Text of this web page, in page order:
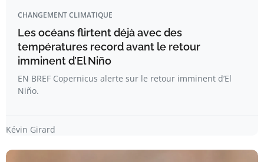
CHANGEMENT CLIMATIQUE
Les océans flirtent déjà avec des
températures record avant le retour
imminent d’El Niño
EN BREF Copernicus alerte sur le retour imminent d’El
Niño.
Kévin Girard